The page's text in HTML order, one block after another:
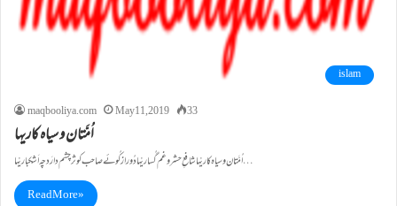
islam
maqbooliya.com
May 11, 2019 33
اُمَّتان و سیاہ کاریہا
اُمَّتان و سیاہ کاریْہا شافعِ حشر و غم گُساریْہا دُور از کُوئے صاحب کوثر چشم دارَد چہ اَشکباریْہا…
Read More »